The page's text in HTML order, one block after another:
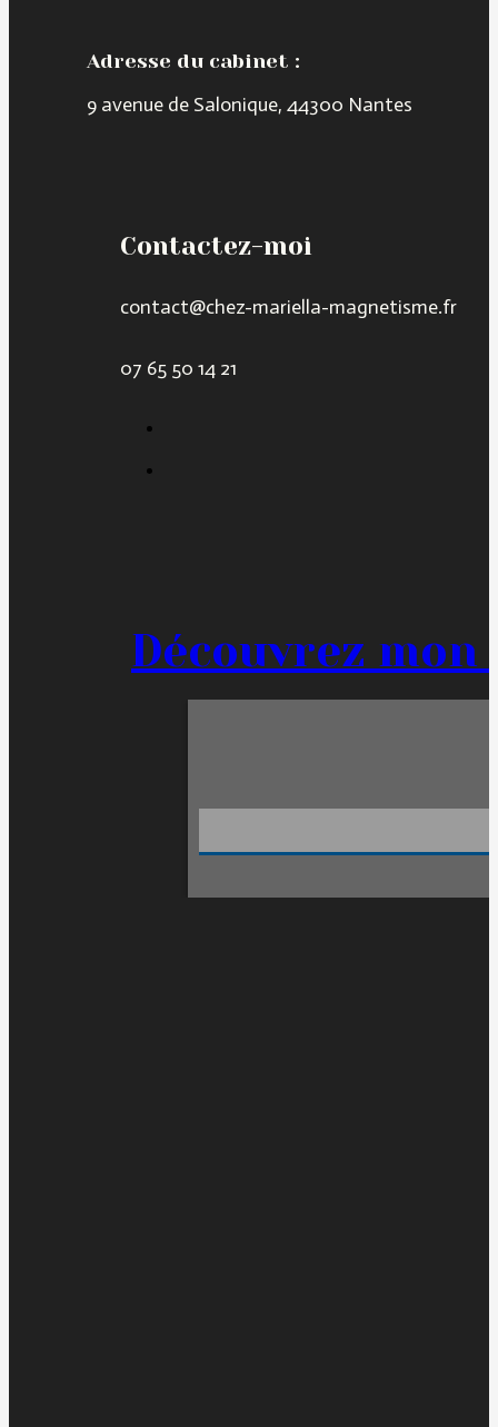
Adresse du cabinet :
9 avenue de Salonique, 44300 Nantes
Contactez-moi
contact@chez-mariella-magnetisme.fr
07 65 50 14 21
Découvrez